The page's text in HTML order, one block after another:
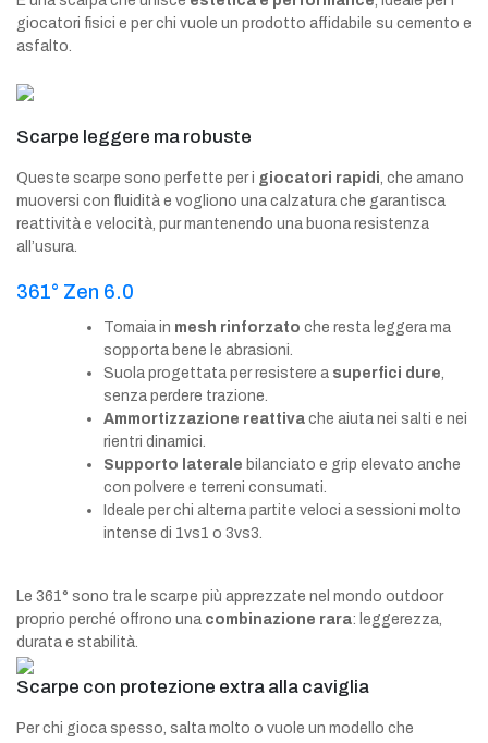
giocatori fisici e per chi vuole un prodotto affidabile su cemento e
asfalto.
Scarpe leggere ma robuste
Queste scarpe sono perfette per i giocatori rapidi , che amano
muoversi con fluidità e vogliono una calzatura che garantisca
reattività e velocità, pur mantenendo una buona resistenza
all’usura.
361° Zen 6.0
Tomaia in mesh rinforzato che resta leggera ma
sopporta bene le abrasioni.
Suola progettata per resistere a superfici dure
senza perdere trazione.
Ammortizzazione reattiva che aiuta nei salti e nei
rientri dinamici.
Supporto laterale bilanciato e grip elevato anche
con polvere e terreni consumati.
Ideale per chi alterna partite veloci a sessioni molto
intense di 1vs1 o 3vs3.
Le 361° sono tra le scarpe più apprezzate nel mondo outdoor
proprio perché offrono una combinazione rara: leggerezza,
durata e stabilità.
Scarpe con protezione extra alla caviglia
Per chi gioca spesso, salta molto o vuole un modello che